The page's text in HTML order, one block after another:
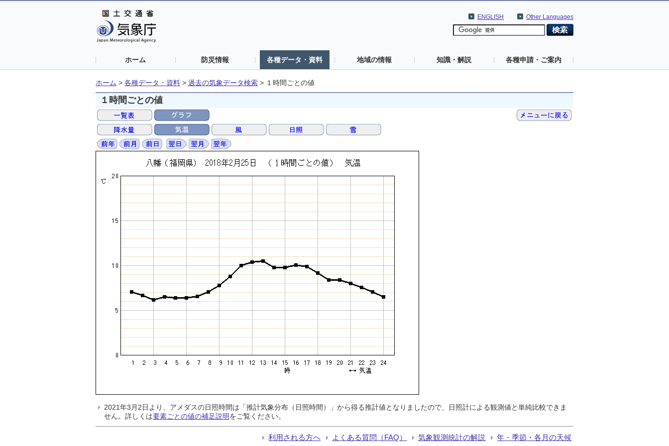
Other Languages
ENGLISH
ホーム 防災情報 各種データ・資料 地域の情報 知識・解説 各種申請・ご案内
ホーム > 各種データ・資料 > 過去の気象データ検索 > １時間ごとの値
１時間ごとの値
2021年3月2日より、アメダスの日照時間は「推計気象分布（日照時間）」から得る推計値となりましたので、日照計による観測値と単純比較できま
せん。詳しくは要素ごとの値の補足説明をご覧ください。
利用される方へ よくある質問（FAQ） 気象観測統計の解説 年・季節・各月の天候